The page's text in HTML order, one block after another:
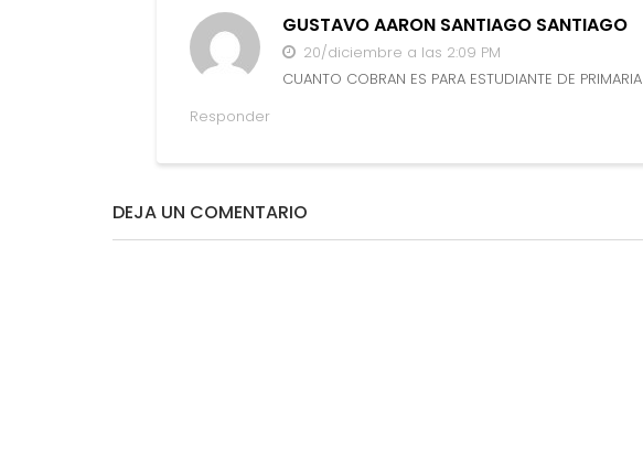
GUSTAVO AARON SANTIAGO SANTIAGO
20/diciembre a las 2:09 PM
CUANTO COBRAN ES PARA ESTUDIANTE DE PRIMARIA
Responder
DEJA UN COMENTARIO